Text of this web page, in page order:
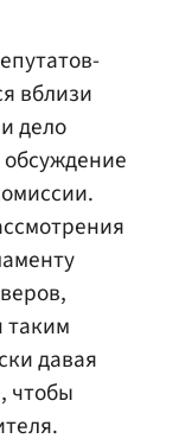
вблизи
дело
таким
давая
чтобы